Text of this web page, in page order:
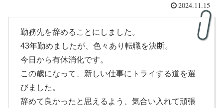
2024.11.15
勤務先を辞めることにしました。
43年勤めましたが、色々あり転職を決断。
今日から有休消化です。
この歳になって、新しい仕事にトライする道を選
びました。
辞めて良かったと思えるよう、気合い入れて頑張